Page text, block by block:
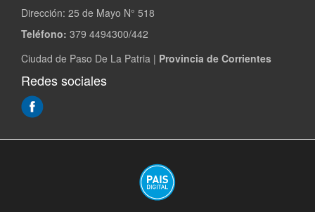
Dirección: 25 de Mayo N° 518
Teléfono: 379 4494300/442
Ciudad de Paso De La Patria | Provincia de Corrientes
Redes sociales